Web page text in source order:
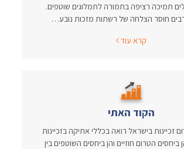
תמיכה רציפה בתמורה לתמלוגים שוטפים.
חוסר הצלחה של רשתות מזכות נובע…
קרא עוד
הקוד האתי
זכיינות בישראל רואה בכללי אתיקה בזכיינות
ביחסים הטרום חוזיים והן ביחסים השוטפים בין